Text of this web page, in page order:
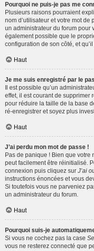
Pourquoi ne puis-je pas me
Plusieurs raisons pourraient
nom d’utilisateur et votre mot de
un administrateur du forum pour
également possible que le
configuration de son côté, et
Haut
Je me suis enregistré par le
Il est possible qu’un
effet, il est courant de supprimer
pour réduire la taille de la base
ré-enregistrer et soyez plus
Haut
J’ai perdu mon mot de passe !
Pas de panique ! Bien que votre
peut facilement être réinitialisé.
connexion puis cliquez sur J’ai
instructions énoncées et vous
Si toutefois vous ne parveniez
un administrateur du forum.
Haut
Pourquoi suis-je
Si vous ne cochez pas la case
vous ne resterez connecté que